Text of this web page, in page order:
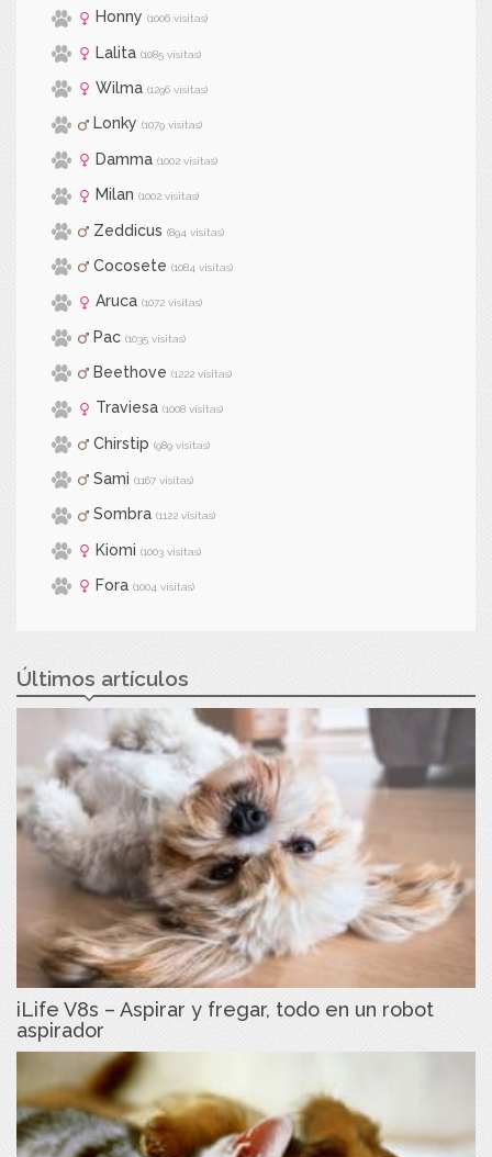
Honny (1006 visitas)
Lalita (1085 visitas)
Wilma (1296 visitas)
Lonky (1079 visitas)
Damma (1002 visitas)
Milan (1002 visitas)
Zeddicus (894 visitas)
Cocosete (1084 visitas)
Aruca (1072 visitas)
Pac (1035 visitas)
Beethove (1222 visitas)
Traviesa (1008 visitas)
Chirstip (989 visitas)
Sami (1167 visitas)
Sombra (1122 visitas)
Kiomi (1003 visitas)
Fora (1004 visitas)
Últimos artículos
iLife V8s – Aspirar y fregar, todo en un robot
aspirador